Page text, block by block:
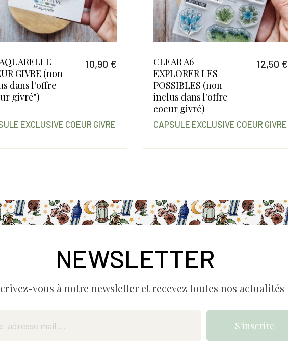
GIVRE (non
dans l'offre
givré")
10,90 €
EXCLUSIVE COEUR GIVRE
CLEAR A6
EXPLORER LES
POSSIBLES (non
inclus dans l'offre
coeur givré)
12,50 €
CAPSULE EXCLUSIVE COEUR GIVRE
NEWSLETTER
vous à notre newsletter et recevez toutes nos actualités